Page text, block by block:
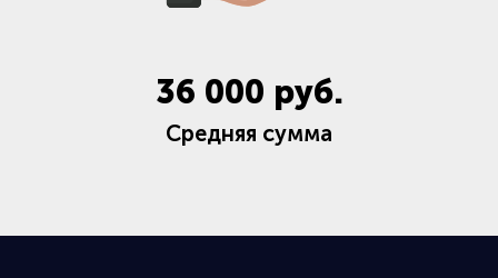
36 000 руб.
Средняя сумма